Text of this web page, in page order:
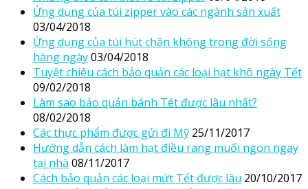
Ứng dụng của túi zipper vào các ngành sản xuất
03/04/2018
Ứng dụng của túi hút chân không trong đời sống
hàng ngày03/04/2018
Tuyệt chiêu cách bảo quản các loại hạt khô ngày Tết
09/02/2018
Làm sao bảo quản bánh Tét được lâu nhất?
08/02/2018
Các thực phẩm được gửi đi Mỹ 25/11/2017
Hướng dẫn cách làm hạt điều rang muối ngon ngay
tại nhà 08/11/2017
Cách bảo quản các loại mứt Tết được lâu 20/10/2017